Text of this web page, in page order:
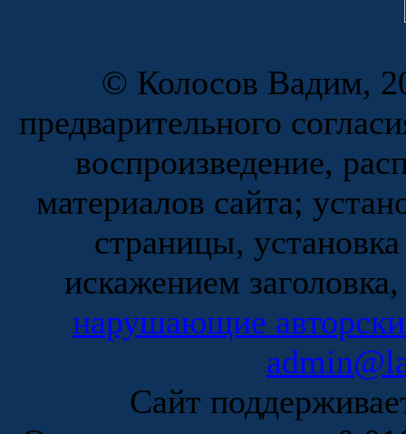
© Колосов Вадим,
предварительного
воспроизведение,
материалов сайта;
страницы,
искажением
нарушающие
Сайт